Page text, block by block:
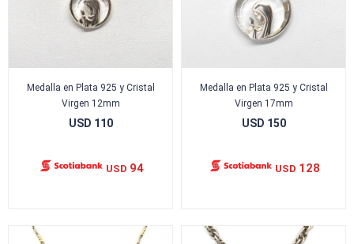
Medalla en Plata 925 y Cristal
Virgen 12mm
USD 110
USD 94
Medalla en Plata 925 y Cristal
Virgen 17mm
USD 150
USD 128